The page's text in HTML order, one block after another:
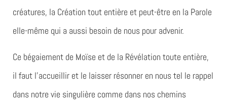
créatures, la Création tout entière et peut-être en la Parole
elle-même qui a aussi besoin de nous pour advenir.
Ce bégaiement de Moïse et de la Révélation toute entière,
il faut l’accueillir et le laisser résonner en nous tel le rappel
dans notre vie singulière comme dans nos chemins